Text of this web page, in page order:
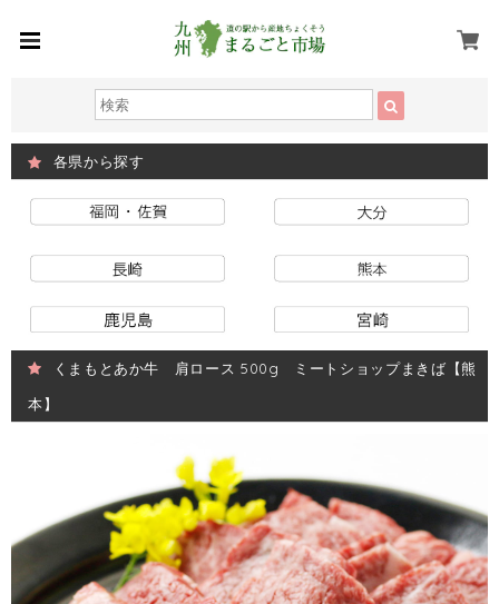
各県から探す
くまもとあか牛 肩ロース 500g ミートショップまきば【熊
本】